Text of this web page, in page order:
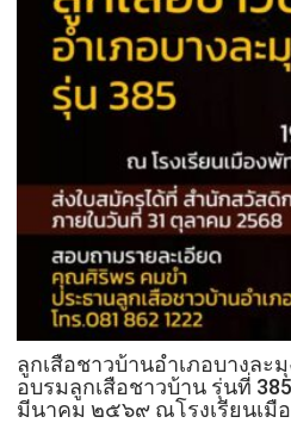
ลูกเสือชาวบ้านอำเภอบางละ
อบรมลูกเสือชาวบ้าน รุ่นที่
มีนาคม ๒๕๖๙ ณโรงเรียนเมื